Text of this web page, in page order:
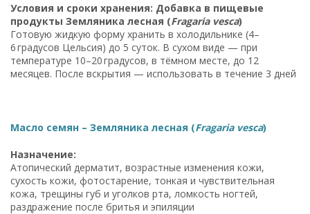
Условия и сроки хранения: Добавка в пищевые
продукты Земляника лесная (Fragaria vesca)
Готовую жидкую форму хранить в холодильнике (4–
6 градусов Цельсия) до 5 суток. В сухом виде — при
температуре 10–20 градусов, в тёмном месте, до 12
месяцев. После вскрытия — использовать в течение 3 дней
Масло семян – Земляника лесная (Fragaria vesca)
Назначение:
Атопический дерматит, возрастные изменения кожи,
сухость кожи, фотостарение, тонкая и чувствительная
кожа, трещины губ и уголков рта, ломкость ногтей,
раздражение после бритья и эпиляции